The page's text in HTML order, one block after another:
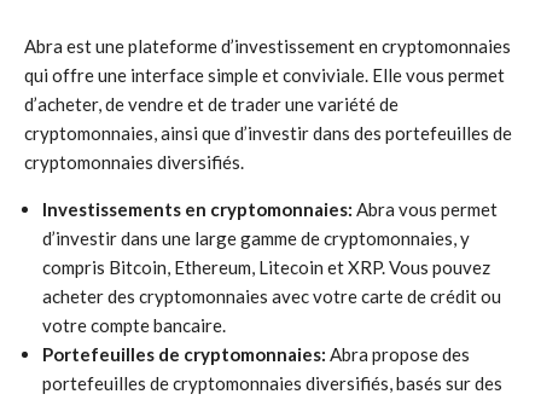
Abra est une plateforme d’investissement en cryptomonnaies
qui offre une interface simple et conviviale. Elle vous permet
d’acheter, de vendre et de trader une variété de
cryptomonnaies, ainsi que d’investir dans des portefeuilles de
cryptomonnaies diversifiés.
Investissements en cryptomonnaies: Abra vous permet
d’investir dans une large gamme de cryptomonnaies, y
compris Bitcoin, Ethereum, Litecoin et XRP. Vous pouvez
acheter des cryptomonnaies avec votre carte de crédit ou
votre compte bancaire.
Portefeuilles de cryptomonnaies: Abra propose des
portefeuilles de cryptomonnaies diversifiés, basés sur des